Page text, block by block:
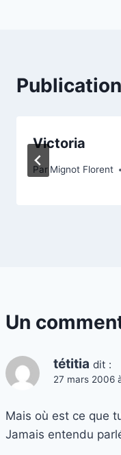
Victoria
Par Mignot Florent
Un
tétitia dit :
27 mars 2006
Mais où est ce que
Jamais entendu